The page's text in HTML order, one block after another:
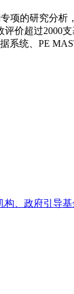
项的研究分析
价超过2000
系统、PE
、政府引导